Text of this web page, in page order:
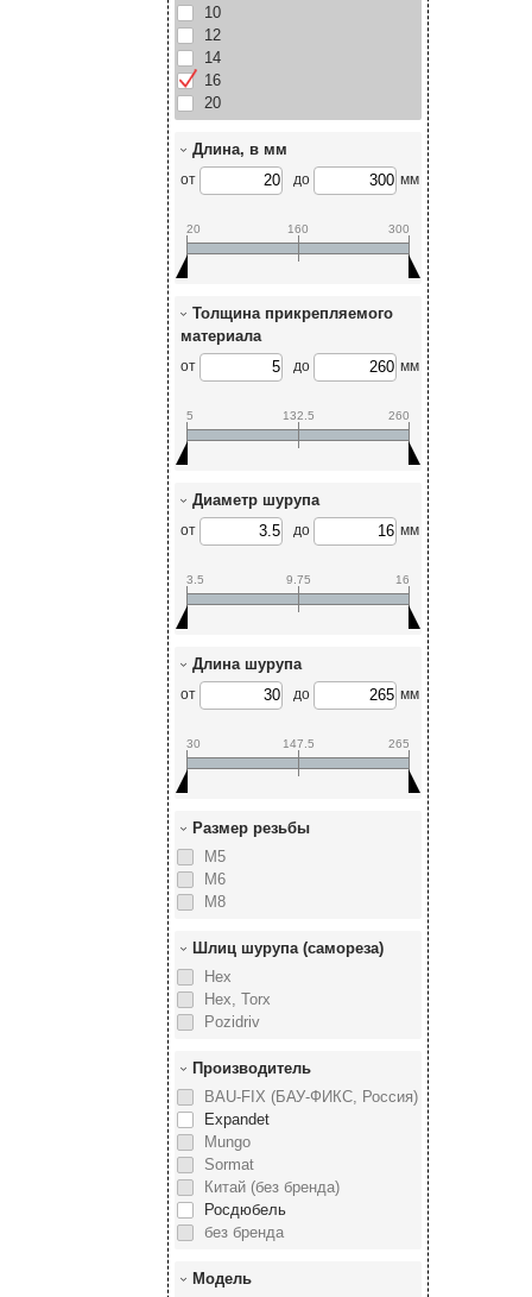
10
12
14
16
20
Длина, в мм
от до мм
20 160 300
Толщина прикрепляемого
материала
от до мм
5 132.5 260
Диаметр шурупа
от до мм
3.5 9.75 16
Длина шурупа
от до мм
30 147.5 265
Размер резьбы
М5
М6
М8
Шлиц шурупа (самореза)
Hex
Hex, Torx
Pozidriv
Производитель
BAU-FIX (БАУ-ФИКС, Россия)
Expandet
Mungo
Sormat
Китай (без бренда)
Росдюбель
без бренда
Модель